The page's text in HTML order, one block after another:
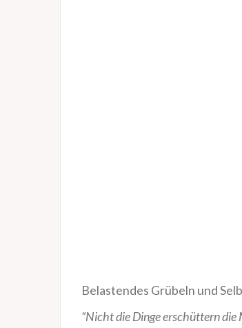
Belastendes Grübeln und
“Nicht die Dinge erschüttern die